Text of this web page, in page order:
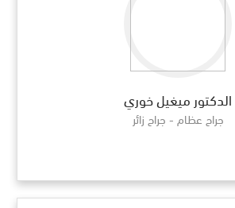
الدكتور ميغيل خوري
جراح عظام - جراح زائر